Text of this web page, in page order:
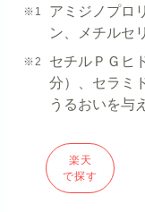
アミジノプロ
ン、メチルセ
セチルＰＧヒ
分）、セラミ
うるおいを与
楽天
で探す